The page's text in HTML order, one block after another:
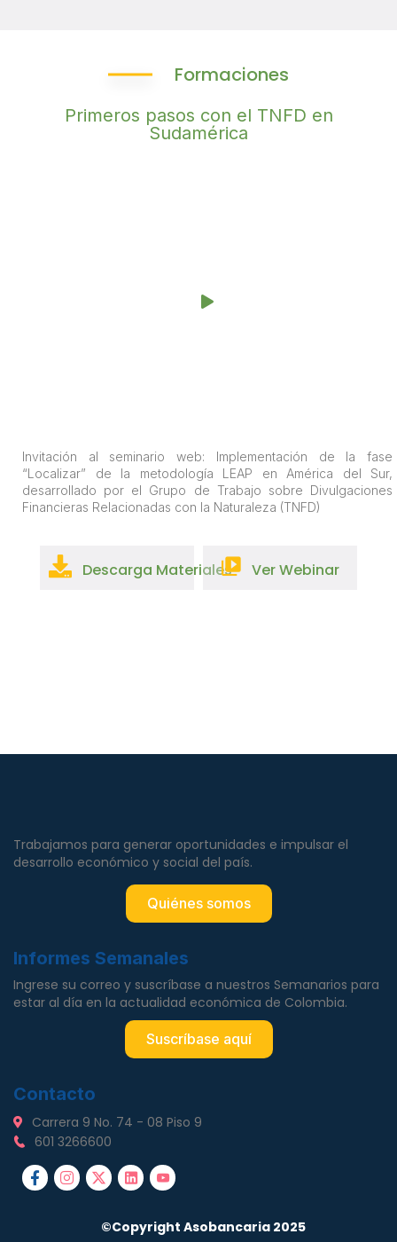
Formaciones
Primeros pasos con el TNFD en
Sudamérica
Invitación al seminario web: Implementación de la fase
“Localizar” de la metodología LEAP en América del Sur,
desarrollado por el Grupo de Trabajo sobre Divulgaciones
Financieras Relacionadas con la Naturaleza (TNFD)
Descarga Materiales Ver Webinar
Trabajamos para generar oportunidades e impulsar el
desarrollo económico y social del país.
Quiénes somos
Informes Semanales
Ingrese su correo y suscríbase a nuestros Semanarios para
estar al día en la actualidad económica de Colombia.
Suscríbase aquí
Contacto
Carrera 9 No. 74 - 08 Piso 9
601 3266600
©Copyright Asobancaria 2025